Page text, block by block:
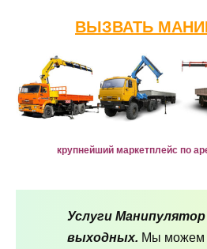
ВЫЗВАТЬ
крупнейший маркетплейс по
Услуги Манипулятор
выходных. Мы можем